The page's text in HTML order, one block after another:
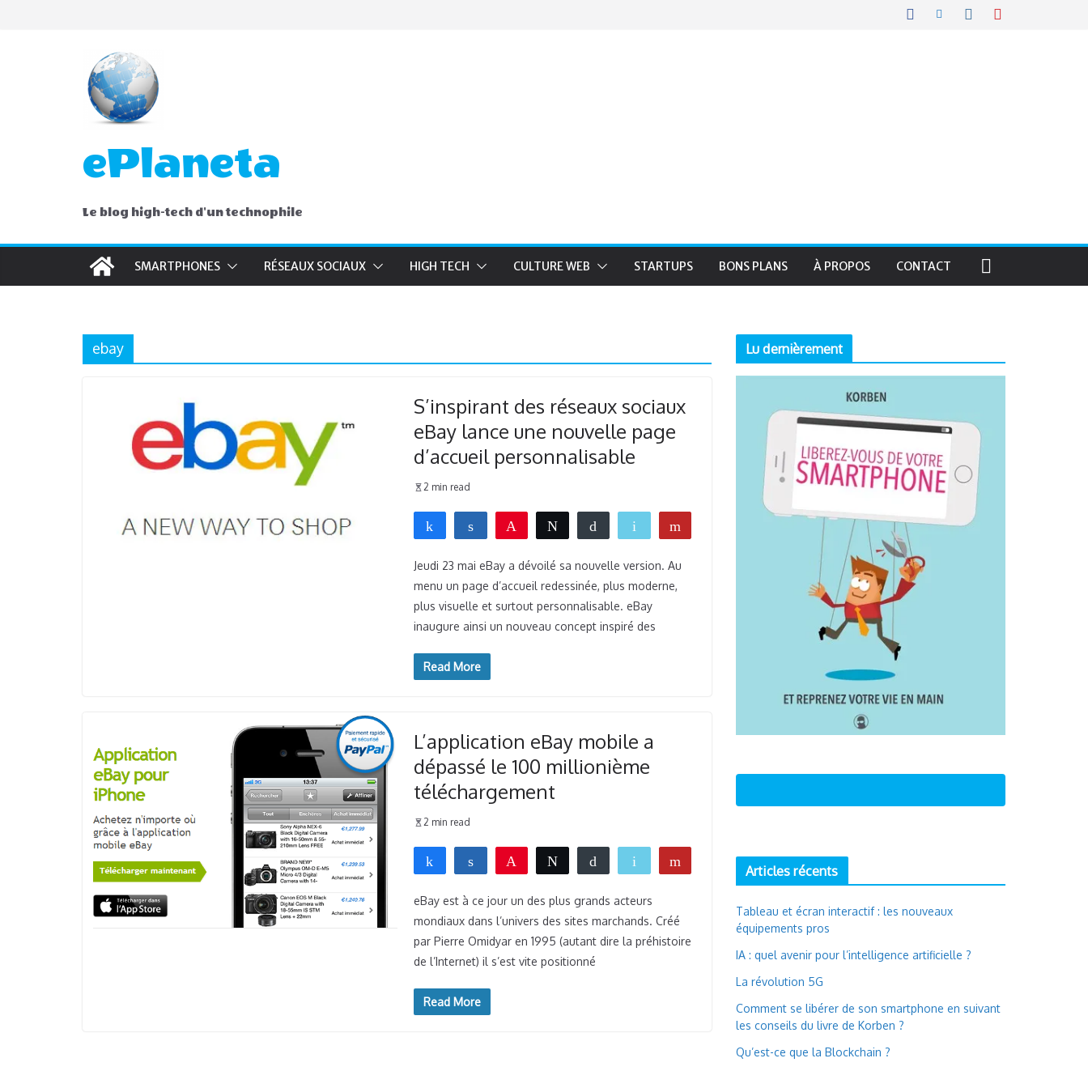
ePlaneta
Le blog high-tech d'un technophile
SMARTPHONES RÉSEAUX SOCIAUX HIGH TECH CULTURE WEB STARTUPS BONS PLANS À PROPOS CONTACT
ebay
S’inspirant des réseaux sociaux
eBay lance une nouvelle page
d’accueil personnalisable
2 min read
Partagez Partagez Épingle Tweetez Buffer Email
PARTAGES
Jeudi 23 mai eBay a dévoilé sa nouvelle version. Au
menu un page d’accueil redessinée, plus moderne,
plus visuelle et surtout personnalisable. eBay
inaugure ainsi un nouveau concept inspiré des
Read More
L’application eBay mobile a
dépassé le 100 millionième
téléchargement
2 min read
Partagez Partagez Épingle Tweetez Buffer Email
eBay est à ce jour un des plus grands acteurs
mondiaux dans l’univers des sites marchands. Créé
par Pierre Omidyar en 1995 (autant dire la préhistoire
de l’Internet) il s’est vite positionné
Read More
Lu dernièrement
Articles récents
Tableau et écran interactif : les nouveaux
équipements pros
IA : quel avenir pour l’intelligence artificielle ?
La révolution 5G
Comment se libérer de son smartphone en suivant
les conseils du livre de Korben ?
Qu’est-ce que la Blockchain ?